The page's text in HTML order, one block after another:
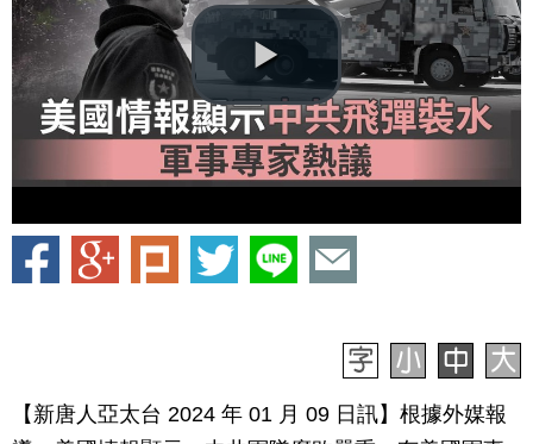
【新唐人亞太台 2024 年 01 月 09 日訊】根據外媒報